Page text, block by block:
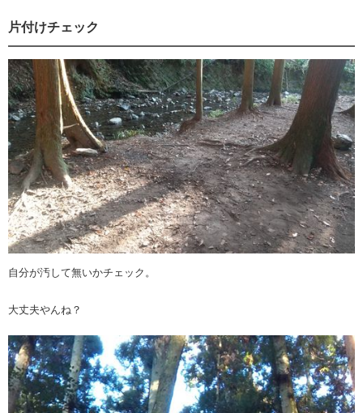
片付けチェック
自分が汚して無いかチェック。
大丈夫やんね？